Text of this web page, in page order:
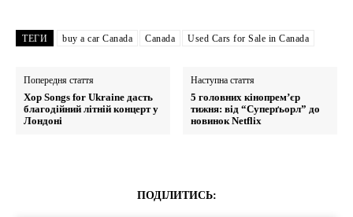
ТЕГИ buy a car Canada Canada Used Cars for Sale in Canada
Попередня стаття
Хор Songs for Ukraine дасть
благодійний літній концерт у
Лондоні
Наступна стаття
5 головних кінопрем’єр
тижня: від “Суперґьорл” до
новинок Netflix
ПОДІЛИТИСЬ: